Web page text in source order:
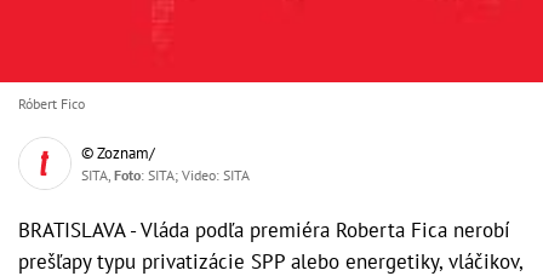
Róbert Fico
© Zoznam/
SITA, Foto: SITA; Video: SITA
BRATISLAVA - Vláda podľa premiéra Roberta Fica nerobí
prešľapy typu privatizácie SPP alebo energetiky, vláčikov,